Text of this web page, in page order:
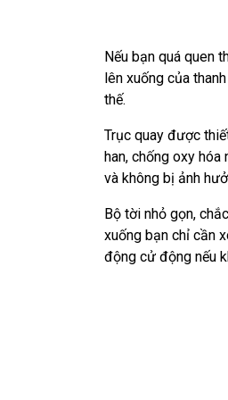
Nếu bạn quá quen
lên xuống của
thế.
Trục quay được
han, chống oxy
và không bị ảnh
Bộ tời nhỏ gọn,
xuống bạn chỉ cần
động cử động nếu